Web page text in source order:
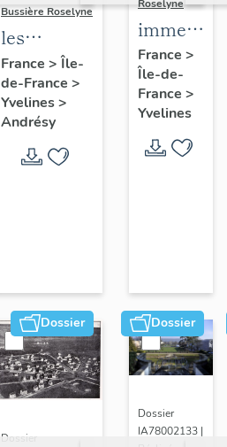
Bussière Roselyne
les
immeubles,
maisons et
fermes du
canton
d'Andrésy
France > Île-
de-France >
Yvelines>
Andrésy
Roselyne
maisons,
fermes
France >
Île-de-
France >
Yvelines
Dossier
Dossier
Dossier
Dossier
IA78002133 |